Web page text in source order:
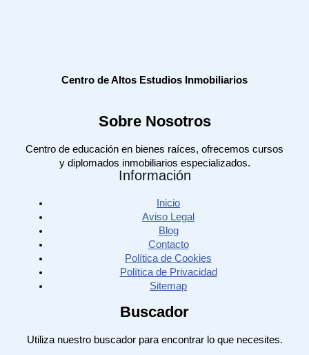
Centro de Altos Estudios Inmobiliarios
Sobre Nosotros
Centro de educación en bienes raíces, ofrecemos cursos
y diplomados inmobiliarios especializados.
Información
Inicio
Aviso Legal
Blog
Contacto
Política de Cookies
Política de Privacidad
Sitemap
Buscador
Utiliza nuestro buscador para encontrar lo que necesites.